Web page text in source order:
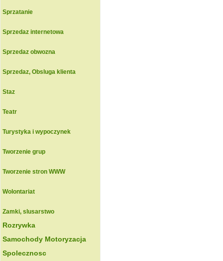
Sprzatanie
Sprzedaz internetowa
Sprzedaz obwozna
Sprzedaz, Obsluga klienta
Staz
Teatr
Turystyka i wypoczynek
Tworzenie grup
Tworzenie stron WWW
Wolontariat
Zamki, slusarstwo
Rozrywka
Samochody Motoryzacja
Spolecznosc